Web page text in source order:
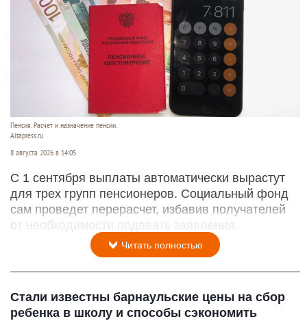
Пенсия. Расчет и назначение пенсии.
Altapress.ru
8 августа 2026 в 14:05
С 1 сентября выплаты автоматически вырастут
для трех групп пенсионеров. Социальный фонд
сам проведет перерасчет, избавив получателей
от необходимости подавать заявления.
Читать полностью
Стали известны барнаульские цены на сбор
ребенка в школу и способы сэкономить